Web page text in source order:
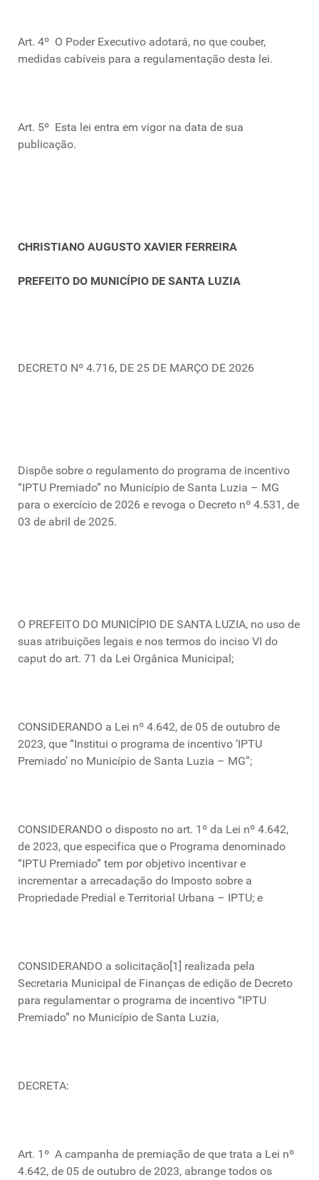
Art. 4º O Poder Executivo adotará, no que couber,
medidas cabíveis para a regulamentação desta lei.
Art. 5º Esta lei entra em vigor na data de sua
publicação.
CHRISTIANO AUGUSTO XAVIER FERREIRA
PREFEITO DO MUNICÍPIO DE SANTA LUZIA
DECRETO Nº 4.716, DE 25 DE MARÇO DE 2026
Dispõe sobre o regulamento do programa de incentivo
“IPTU Premiado” no Município de Santa Luzia – MG
para o exercício de 2026 e revoga o Decreto nº 4.531, de
03 de abril de 2025.
O PREFEITO DO MUNICÍPIO DE SANTA LUZIA, no uso de
suas atribuições legais e nos termos do inciso VI do
caput do art. 71 da Lei Orgânica Municipal;
CONSIDERANDO a Lei nº 4.642, de 05 de outubro de
2023, que “Institui o programa de incentivo ‘IPTU
Premiado’ no Município de Santa Luzia – MG”;
CONSIDERANDO o disposto no art. 1º da Lei nº 4.642,
de 2023, que especifica que o Programa denominado
“IPTU Premiado” tem por objetivo incentivar e
incrementar a arrecadação do Imposto sobre a
Propriedade Predial e Territorial Urbana – IPTU; e
CONSIDERANDO a solicitação[1] realizada pela
Secretaria Municipal de Finanças de edição de Decreto
para regulamentar o programa de incentivo “IPTU
Premiado” no Município de Santa Luzia,
DECRETA:
Art. 1º A campanha de premiação de que trata a Lei nº
4.642, de 05 de outubro de 2023, abrange todos os